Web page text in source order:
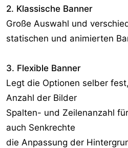
2. Klassische Banner
Große Auswahl und
statischen und animierten
3. Flexible Banner
Legt die Optionen selber
Anzahl der Bilder
Spalten- und Zeilenanzahl
auch Senkrechte
die Anpassung der